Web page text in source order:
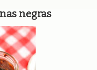
negras